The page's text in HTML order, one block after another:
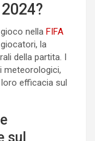
nella FIFA
la
della partita. I
meteorologici,
efficacia sul
sul